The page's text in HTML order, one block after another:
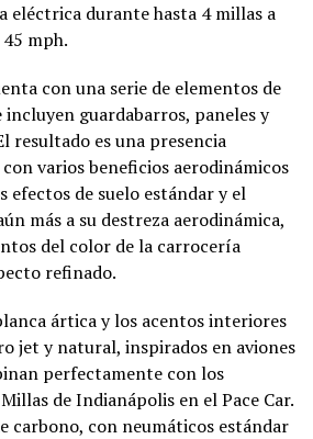
eléctrica durante hasta 4 millas a
mph.
con una serie de elementos de
guardabarros, paneles y
resultado es una presencia
varios beneficios aerodinámicos
efectos de suelo estándar y el
más a su destreza aerodinámica,
del color de la carrocería
refinado.
ártica y los acentos interiores
jet y natural, inspirados en aviones
perfectamente con los
de Indianápolis en el Pace Car.
carbono, con neumáticos estándar